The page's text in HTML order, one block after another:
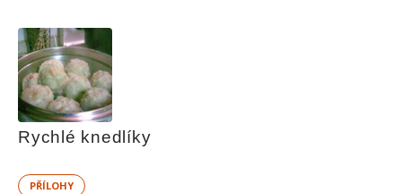
Rychlé knedlíky
PŘÍLOHY